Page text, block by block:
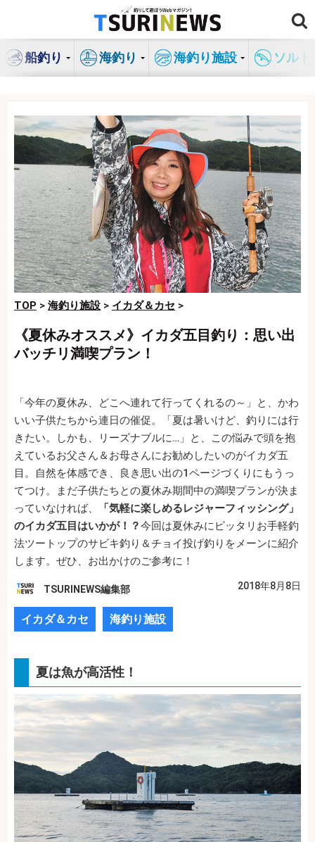
ン
船釣り 海釣り 海釣り施設 ソル
TOP > 海釣り施設 > イカダ＆カセ >
《夏休みオススメ》イカダ五目釣り：思い出
バッチリ満喫プラン！
「今年の夏休み、どこへ連れて行ってくれるの～」と、かわ
いい子供たちから連日の催促。「夏は暑いけど、釣りには行
きたい。しかも、リーズナブルに…」と、この悩みで頭を抱
えているお父さん＆お母さんにお勧めしたいのがイカダ五
目。自然を体感でき、良き思い出の1ページづくりにもうっ
てつけ。まだ子供たちとの夏休み期間中の満喫プランが決ま
っていなければ、
「気軽に楽しめるレジャーフィッシング」
のイカダ五目はいかが！？今回は夏休みにピッタリお手軽釣
法ツートップのサビキ釣り＆チョイ投げ釣りをメーンに紹介
します。ぜひ、お出かけのご参考に！
TSURINEWS編集部 2018年8月8日
イカダ＆カセ 海釣り施設
夏は魚が高活性！